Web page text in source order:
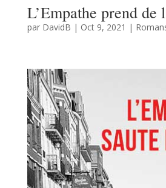
L’Empathe prend de
par DavidB | Oct 9, 2021 |